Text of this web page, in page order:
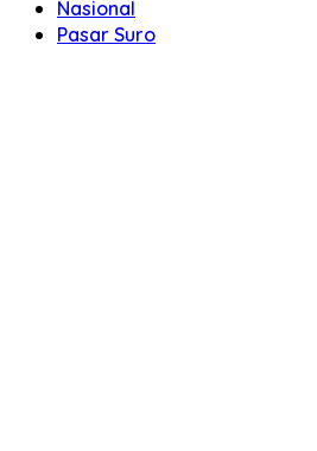
Nasional
Pasar Suro